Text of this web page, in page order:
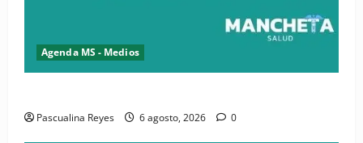
Agenda MS - Medios
Pascualina Reyes 6 agosto, 2026 0